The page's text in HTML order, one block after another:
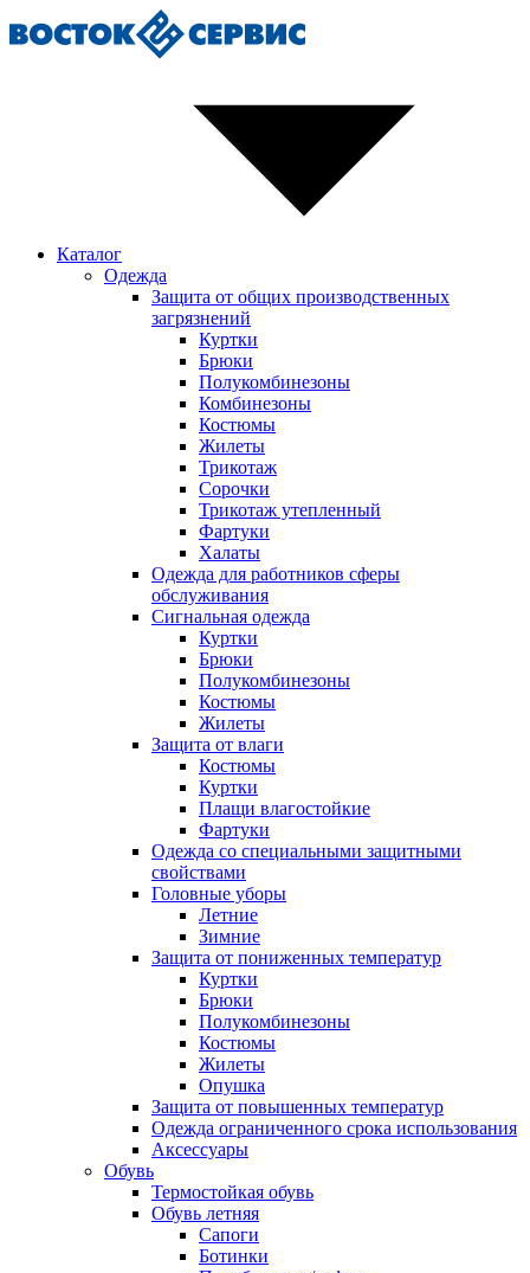
Каталог
Одежда
Защита от общих производственных
загрязнений
Куртки
Брюки
Полукомбинезоны
Комбинезоны
Костюмы
Жилеты
Трикотаж
Сорочки
Трикотаж утепленный
Фартуки
Халаты
Одежда для работников сферы
обслуживания
Сигнальная одежда
Куртки
Брюки
Полукомбинезоны
Костюмы
Жилеты
Защита от влаги
Костюмы
Куртки
Плащи влагостойкие
Фартуки
Одежда со специальными защитными
свойствами
Головные уборы
Летние
Зимние
Защита от пониженных температур
Куртки
Брюки
Полукомбинезоны
Костюмы
Жилеты
Опушка
Защита от повышенных температур
Одежда ограниченного срока использования
Аксессуары
Обувь
Термостойкая обувь
Обувь летняя
Сапоги
Ботинки